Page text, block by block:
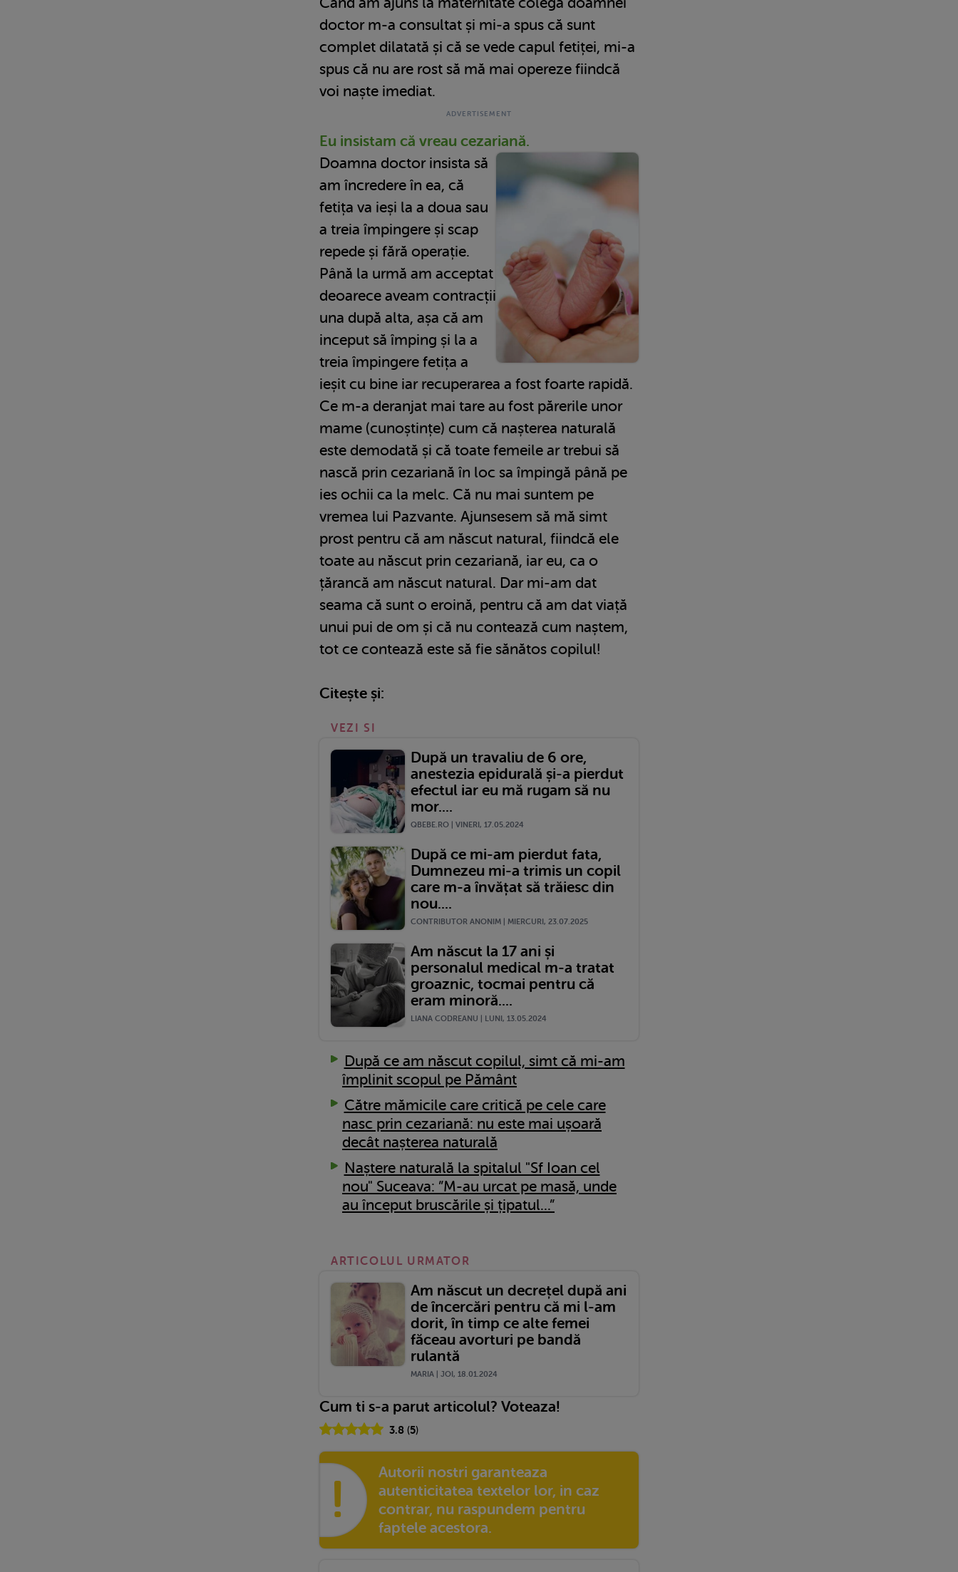
doctor m-a consultat și mi-a spus că sunt
complet dilatată și că se vede capul fetiței, mi-a
spus că nu are rost să mă mai opereze fiindcă
voi naște imediat.
Eu insistam că vreau cezariană.
Doamna doctor insista să
am încredere în ea, că
fetița va ieși la a doua sau
a treia împingere și scap
repede și fără operație.
Până la urmă am acceptat
deoarece aveam contracții
una după alta, așa că am
inceput să împing și la a
treia împingere fetița a
ieșit cu bine iar recuperarea a fost foarte rapidă.
Ce m-a deranjat mai tare au fost părerile unor
mame (cunoștințe) cum că nașterea naturală
este demodată și că toate femeile ar trebui să
nască prin cezariană în loc sa împingă până pe
ies ochii ca la melc. Că nu mai suntem pe
vremea lui Pazvante. Ajunsesem să mă simt
prost pentru că am născut natural, fiindcă ele
toate au născut prin cezariană, iar eu, ca o
țărancă am născut natural. Dar mi-am dat
seama că sunt o eroină, pentru că am dat viață
unui pui de om și că nu contează cum naștem,
tot ce contează este să fie sănătos copilul!
Citește și:
VEZI SI
După un travaliu de 6 ore,
anestezia epidurală și-a pierdut
efectul iar eu mă rugam să nu
mor....
QBEBE.RO | VINERI, 17.05.2024
După ce mi-am pierdut fata,
Dumnezeu mi-a trimis un copil
care m-a învățat să trăiesc din
nou....
CONTRIBUTOR ANONIM | MIERCURI, 23.07.2025
Am născut la 17 ani și
personalul medical m-a tratat
groaznic, tocmai pentru că
eram minoră....
LIANA CODREANU | LUNI, 13.05.2024
După ce am născut copilul, simt că mi-am
împlinit scopul pe Pământ
Către mămicile care critică pe cele care
nasc prin cezariană: nu este mai ușoară
decât nașterea naturală
Naștere naturală la spitalul "Sf Ioan cel
nou" Suceava: ”M-au urcat pe masă, unde
au început bruscările și țipatul...”
ARTICOLUL URMATOR
Am născut un decrețel după ani
de încercări pentru că mi l-am
dorit, în timp ce alte femei
făceau avorturi pe bandă
rulantă
MARIA | JOI, 18.01.2024
Cum ti s-a parut articolul? Voteaza!
3.8(5)
!
Autorii nostri garanteaza
autenticitatea textelor lor, in caz
contrar, nu raspundem pentru
faptele acestora.